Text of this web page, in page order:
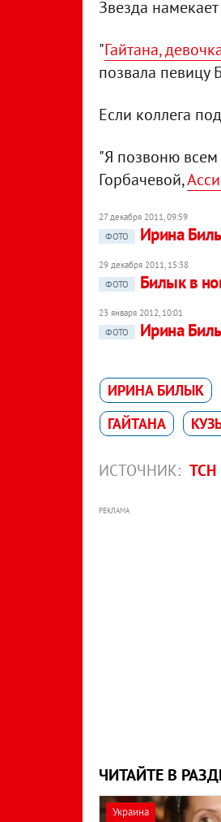
Звезда
"Гайтана,
позвала певицу
Если коллега
"Я позвоню
Горбачевой,
27 декабря 2011, 09:59
ФОТО
Ирина
29 декабря 2011, 15:38
ФОТО
Билык в
23 января 2012, 10:01
ФОТО
Ирина
ИРИНА БИЛЫК
ГАЙТАНА
ИСТОЧНИК: ТСН
РЕКЛАМА
ЧИТАЙТЕ В
Украина